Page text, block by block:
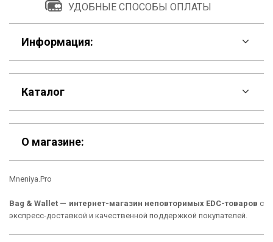
УДОБНЫЕ СПОСОБЫ ОПЛАТЫ
Информация:
F.A.Q
Контакты
Шоурум
Материалы
Подарочные сертификаты
Каталог
Скидки
Кошельки
Сумки
О магазине:
Mneniya.Pro
Bag & Wallet — интернет-магазин неповторимых EDC-товаров с
экспресс-доставкой и качественной поддержкой покупателей.